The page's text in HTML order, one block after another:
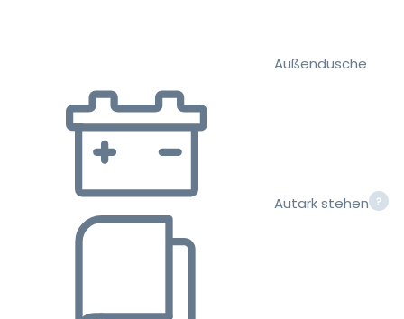
Außendusche
Autark stehen